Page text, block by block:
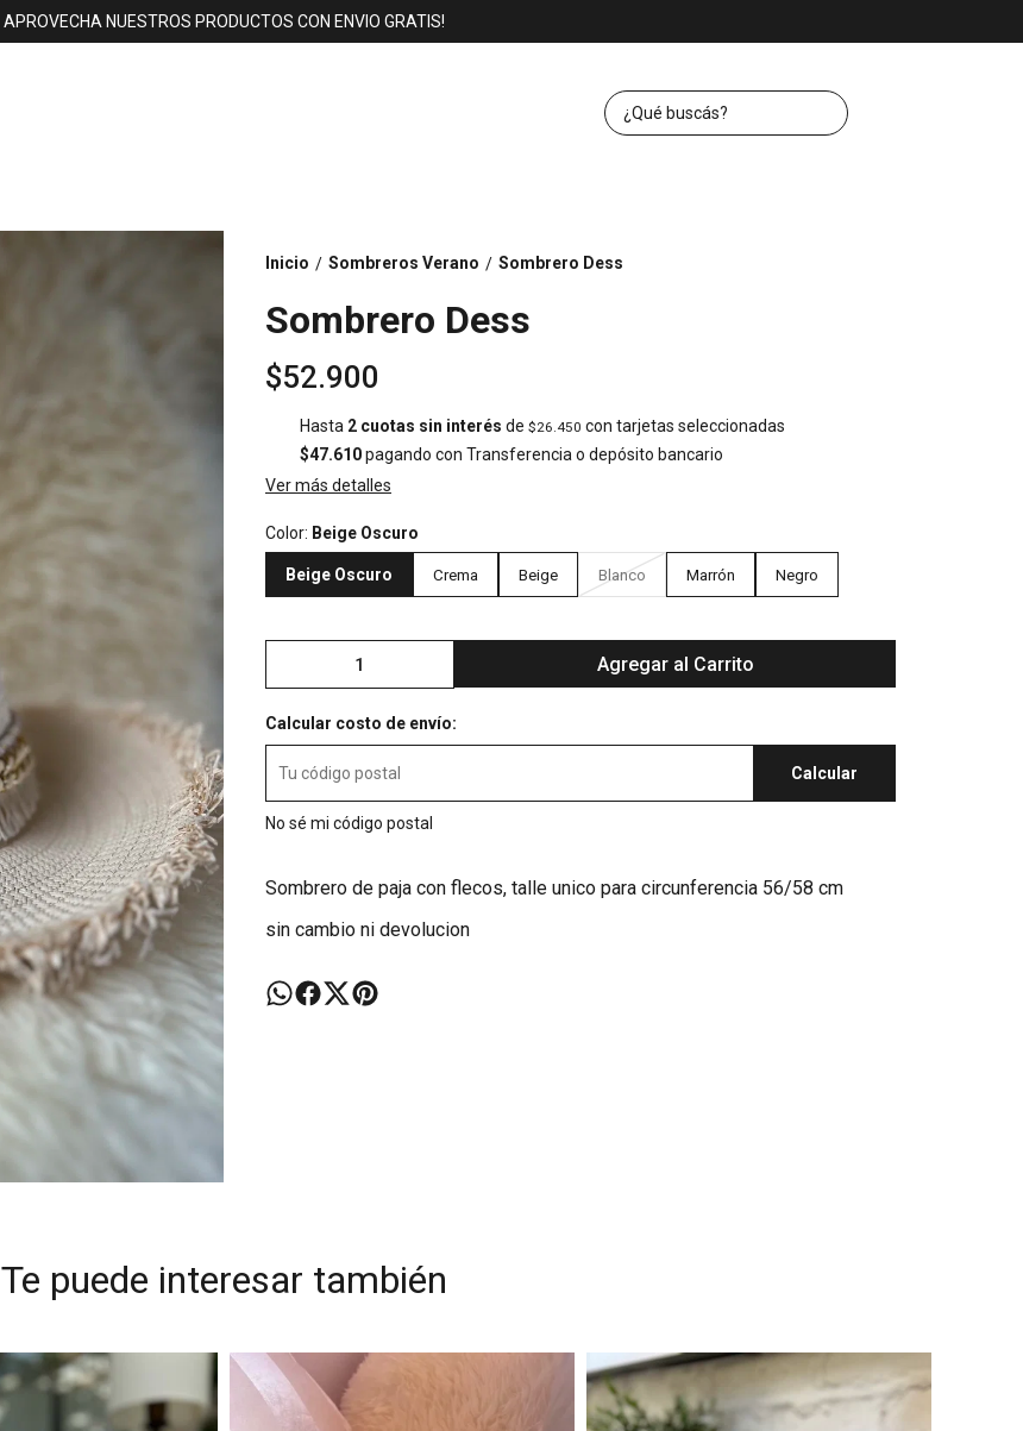
APROVECHA NUESTROS PRODUCTOS CON ENVIO GRATIS!
Inicio / Sombreros Verano / Sombrero Dess
Sombrero Dess
$52.900
Hasta 2 cuotas sin interés de $26.450 con tarjetas seleccionadas
$47.610pagando con Transferencia o depósito bancario
Ver más detalles
Color: Beige Oscuro
Beige Oscuro Crema Beige Blanco Marrón Negro
Agregar al Carrito
Calcular costo de envío:
Calcular
No sé mi código postal
Sombrero de paja con flecos, talle unico para circunferencia 56/58 cm
sin cambio ni devolucion
Te puede interesar también